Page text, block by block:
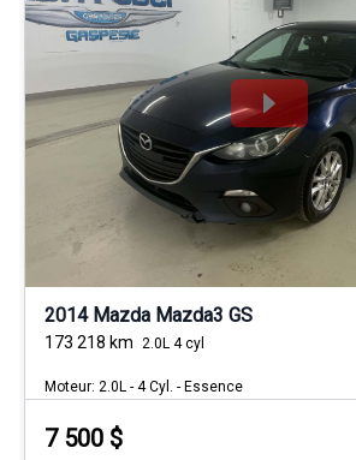
2014 Mazda Mazda3 GS
173 218 km 2.0L 4 cyl
Moteur: 2.0L - 4 Cyl. - Essence
7 500 $